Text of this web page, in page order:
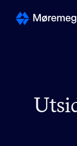
Om oss